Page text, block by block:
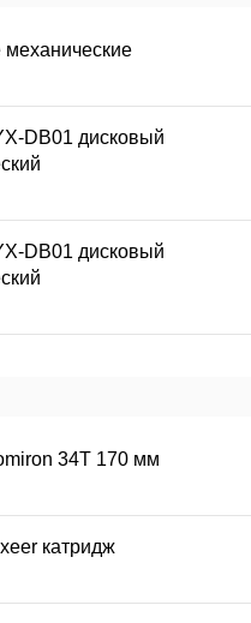
DB01 дисковый
DB01 дисковый
34T 170 мм
катридж